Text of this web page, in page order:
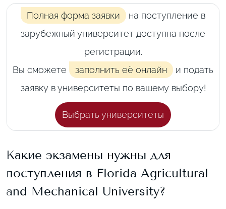
Полная форма заявки
на поступление в
зарубежный университет доступна после
регистрации.
Вы сможете
заполнить её онлайн
и подать
заявку в университеты по вашему выбору!
Выбрать университеты
Какие экзамены нужны для
поступления в Florida Agricultural
and Mechanical University?